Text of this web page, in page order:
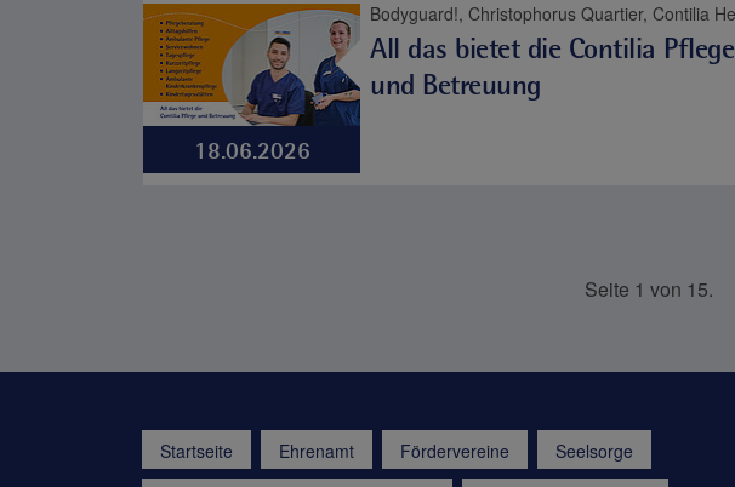
18.06.2026
All das bietet die Contilia Pflege
und Betreuung
Seite 1 von 15.
Startseite Ehrenamt Fördervereine Seelsorge